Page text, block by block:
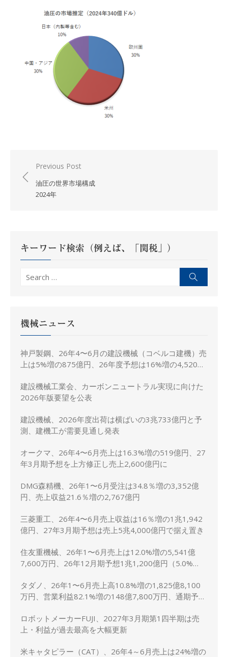
稿
シ
ン
Previous Post
油圧の世界市場構成
2024年
キーワード検索（例えば、「関税」）
Search
機械ニュース
神戸製鋼、26年4〜6月の建設機械（コベルコ建機）売
上は5%増の875億円、26年度予想は16%増の4,520億
建設機械工業会、カーボンニュートラル実現に向けた
2026年版要望を公表
建設機械、2026年度出荷は横ばいの3兆733億円と予
測、建機工が需要見通し発表
オークマ、26年4〜6月売上は16.3%増の519億円、27
年3月期予想を上方修正し売上2,600億円に
DMG森精機、26年1〜6月受注は34.8％増の3,352億
円、売上収益21.6％増の2,767億円
三菱重工、26年4〜6月売上収益は16％増の1兆1,942
億円、27年3月期予想は売上5兆4,000億円で据え置き
住友重機械、26年1〜6月売上は12.0%増の5,541億
7,600万円、26年12月期予想1兆1,200億円（5.0%
タダノ、26年1〜6月売上高10.8%増の1,825億8,100
万円、営業利益82.1%増の148億7,800万円、通期予想
ロボットメーカーFUJI、2027年3月期第1四半期は売
上・利益が過去最高を大幅更新
米キャタピラー（CAT）、26年4～6月売上は24%増の